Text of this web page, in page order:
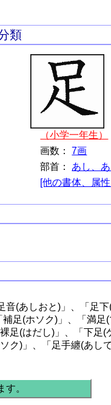
類
（小学一年生）
画数：7画
部首： あし、
[他の書体、属
音(あしおと)」、「足
足(ホソク)」、「満足
足(はだし)」、「下足(
ク)」、「足手纏(あし
。